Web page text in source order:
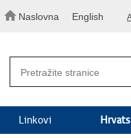
Naslovna English
Linkovi